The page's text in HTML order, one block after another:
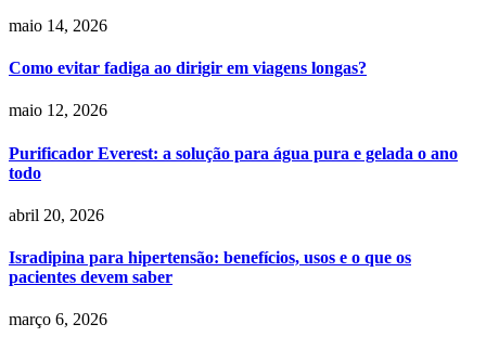
maio 14, 2026
Como evitar fadiga ao dirigir em viagens longas?
maio 12, 2026
Purificador Everest: a solução para água pura e gelada o ano
todo
abril 20, 2026
Isradipina para hipertensão: benefícios, usos e o que os
pacientes devem saber
março 6, 2026